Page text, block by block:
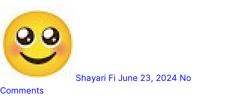
Shayari Fi June 23, 2024 No
Comments